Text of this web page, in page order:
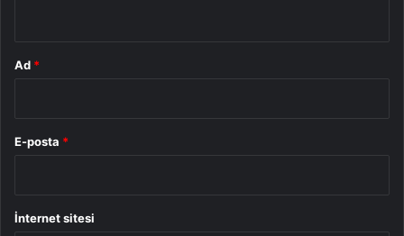
Ad *
E-posta *
İnternet sitesi